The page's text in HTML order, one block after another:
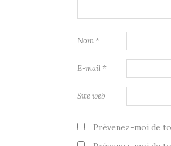
Nom *
E-mail *
Site web
Prévenez-moi de